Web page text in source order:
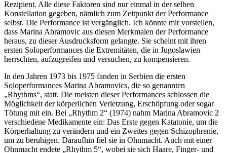
Rezipient. Alle diese Faktoren sind nur einmal in der selben
Konstellation gegeben, nämlich zum Zeitpunkt der Performance
selbst. Die Performance ist vergänglich. Ich könnte mir vorstellen,
dass Marina Abramovic aus diesen Merkmalen der Performance
heraus, zu dieser Ausdrucksform gelangte. Sie scheint mit ihren
ersten Soloperformances die Extremitäten, die in Jugoslawien
herrschten, aufzugreifen und versuchen, zu kompensieren.
In den Jahren 1973 bis 1975 fanden in Serbien die ersten
Soloperformances Marina Abramovics, die so genannten
„Rhythms“, statt. Die meisten dieser Performances schlossen die
Möglichkeit der körperlichen Verletzung, Erschöpfung oder sogar
Tötung mit ein. Bei „Rhythm 2“ (1974) nahm Marina Abramovic 2
verschiedene Medikamente ein: Das Erste gegen Katatonie, um die
Körperhaltung zu verändern und ein Zweites gegen Schizophrenie,
um zu beruhigen. Daraufhin fiel sie in Ohnmacht. Auch mit einer
Ohnmacht endete „Rhythm 5“, wobei sie sich Haare, Finger- und